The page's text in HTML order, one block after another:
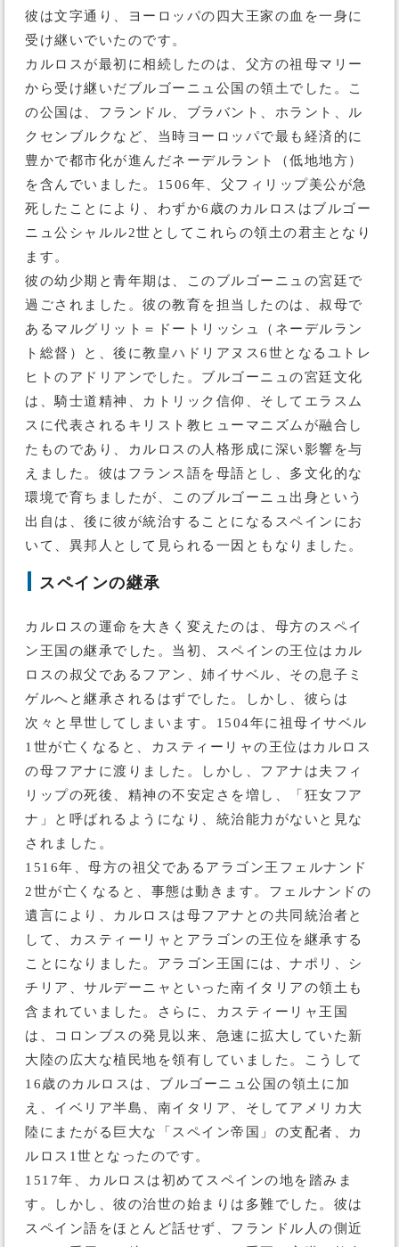
彼は文字通り、ヨーロッパの四大王家の血を一身に
受け継いでいたのです。
カルロスが最初に相続したのは、父方の祖母マリー
から受け継いだブルゴーニュ公国の領土でした。こ
の公国は、フランドル、ブラバント、ホラント、ル
クセンブルクなど、当時ヨーロッパで最も経済的に
豊かで都市化が進んだネーデルラント（低地地方）
を含んでいました。1506年、父フィリップ美公が急
死したことにより、わずか6歳のカルロスはブルゴー
ニュ公シャルル2世としてこれらの領土の君主となり
ます。
彼の幼少期と青年期は、このブルゴーニュの宮廷で
過ごされました。彼の教育を担当したのは、叔母で
あるマルグリット＝ドートリッシュ（ネーデルラン
ト総督）と、後に教皇ハドリアヌス6世となるユトレ
ヒトのアドリアンでした。ブルゴーニュの宮廷文化
は、騎士道精神、カトリック信仰、そしてエラスム
スに代表されるキリスト教ヒューマニズムが融合し
たものであり、カルロスの人格形成に深い影響を与
えました。彼はフランス語を母語とし、多文化的な
環境で育ちましたが、このブルゴーニュ出身という
出自は、後に彼が統治することになるスペインにお
いて、異邦人として見られる一因ともなりました。
スペインの継承
カルロスの運命を大きく変えたのは、母方のスペイ
ン王国の継承でした。当初、スペインの王位はカル
ロスの叔父であるフアン、姉イサベル、その息子ミ
ゲルへと継承されるはずでした。しかし、彼らは
次々と早世してしまいます。1504年に祖母イサベル
1世が亡くなると、カスティーリャの王位はカルロス
の母フアナに渡りました。しかし、フアナは夫フィ
リップの死後、精神の不安定さを増し、「狂女フア
ナ」と呼ばれるようになり、統治能力がないと見な
されました。
1516年、母方の祖父であるアラゴン王フェルナンド
2世が亡くなると、事態は動きます。フェルナンドの
遺言により、カルロスは母フアナとの共同統治者と
して、カスティーリャとアラゴンの王位を継承する
ことになりました。アラゴン王国には、ナポリ、シ
チリア、サルデーニャといった南イタリアの領土も
含まれていました。さらに、カスティーリャ王国
は、コロンブスの発見以来、急速に拡大していた新
大陸の広大な植民地を領有していました。こうして
16歳のカルロスは、ブルゴーニュ公国の領土に加
え、イベリア半島、南イタリア、そしてアメリカ大
陸にまたがる巨大な「スペイン帝国」の支配者、カ
ルロス1世となったのです。
1517年、カルロスは初めてスペインの地を踏みま
す。しかし、彼の治世の始まりは多難でした。彼は
スペイン語をほとんど話せず、フランドル人の側近